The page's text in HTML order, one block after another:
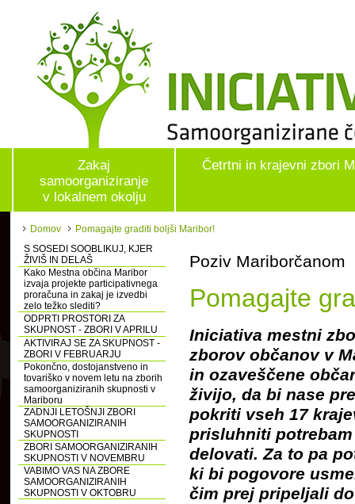
Zakaj
samoorganiziranje
v lokalnem okolju
Četrtni in krajevni zbori
Domov
Pomagajte graditi boljši Maribor!
S SOSEDI SOOBLIKUJ, KJER
ŽIVIŠ IN DELAŠ
Kako Mestna občina Maribor
izvaja projekte participativnega
proračuna in zakaj je izvedbi
zelo težko slediti?
ODPRTI PROSTORI ZA
SKUPNOST - ZBORI V APRILU
AKTIVIRAJ SE ZA SKUPNOST -
ZBORI V FEBRUARJU
Pokončno, dostojanstveno in
tovariško v novem letu na zborih
samoorganiziranih skupnosti v
Mariboru
ZADNJI LETOŠNJI ZBORI
SAMOORGANIZIRANIH
SKUPNOSTI
ZBORI SAMOORGANIZIRANIH
SKUPNOSTI V NOVEMBRU
VABIMO VAS NA ZBORE
SAMOORGANIZIRANIH
SKUPNOSTI V OKTOBRU
Poziv Mariborčanom
Pomagajte
Iniciativa mestni
zborov občanov v
in ozaveščene
živijo, da bi nase
pokriti vseh 17
prisluhniti
delovati. Za to pa
ki bi pogovore
čim prej pripeljali